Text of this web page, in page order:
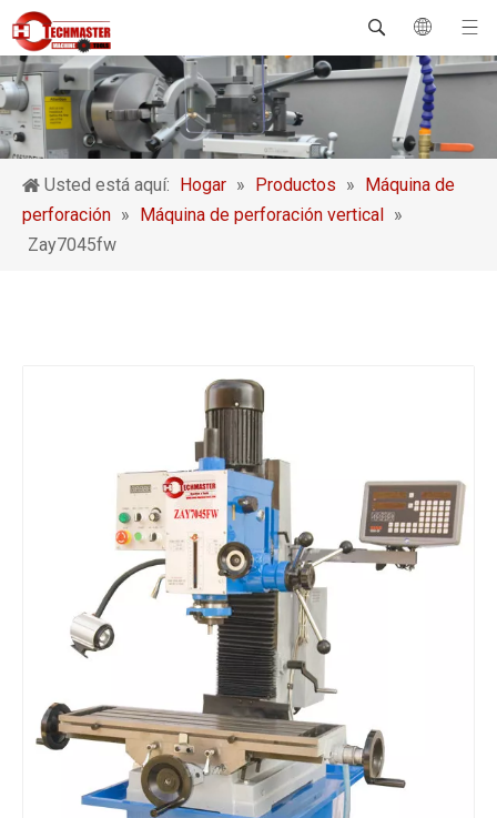
Usted está aquí: Hogar » Productos »
Máquina de
perforación » Máquina de perforación vertical
»
Zay7045fw